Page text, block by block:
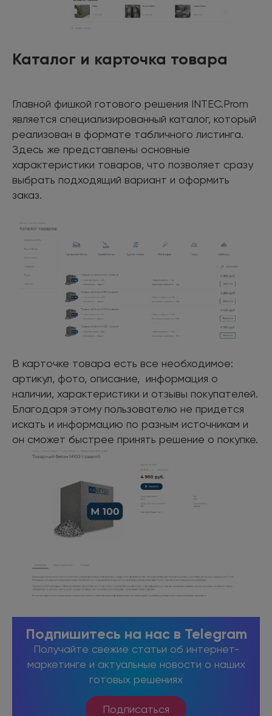
Каталог и карточка товара
Главной фишкой готового решения INTEC.Prom
является специализированный каталог, который
реализован в формате табличного листинга.
Здесь же представлены основные
характеристики товаров, что позволяет сразу
выбрать подходящий вариант и оформить
заказ.
В карточке товара есть все необходимое:
артикул, фото, описание, информация о
наличии, характеристики и отзывы покупателей.
Благодаря этому пользователю не придется
искать и информацию по разным источникам и
он сможет быстрее принять решение о покупке.
Подпишитесь на нас в Telegram
Получайте свежие статьи об интернет-
маркетинге и актуальные новости о наших
готовых решениях
Подписаться